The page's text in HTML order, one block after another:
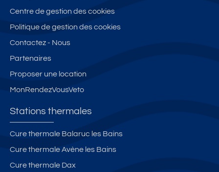
Centre de gestion des cookies
Politique de gestion des cookies
Contactez - Nous
Partenaires
Proposer une location
MonRendezVousVeto
Stations thermales
Cure thermale Balaruc les Bains
Cure thermale Avène les Bains
Cure thermale Dax